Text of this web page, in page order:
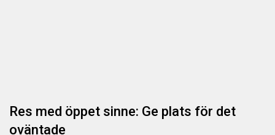
Res med öppet sinne: Ge plats för det
oväntade